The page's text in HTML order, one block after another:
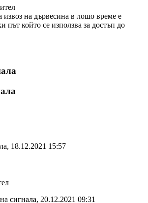
извоз на дървесина в лошо време е
път който се използва за достъп до
18.12.2021 15:57
сигнала, 20.12.2021 09:31